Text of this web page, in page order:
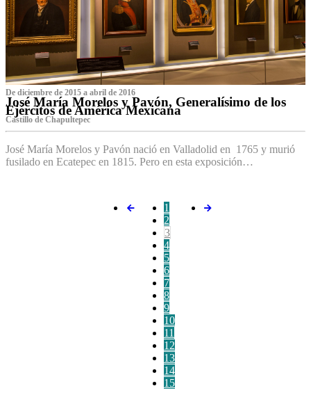
De diciembre de 2015 a abril de 2016
José María Morelos y Pavón, Generalísimo de los
Ejércitos de América Mexicana
C‌astillo de Chapultepec
José María Morelos y Pavón nació en Valladolid en 1765 y murió
fusilado en Ecatepec en 1815. Pero en esta exposición…
1
2
3
4
5
6
7
8
9
10
11
12
13
14
15